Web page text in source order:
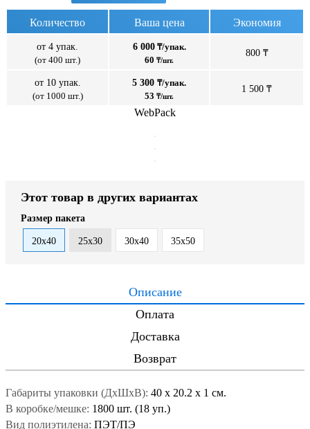
Количество Ваша цена Экономия
от 4 упак.
(от 400 шт.)
6 000₸/упак.
60 ₸/шт.
800 ₸
от 10 упак.
(от 1000 шт.)
5 300 ₸/упак.
53 ₸/шт.
1 500 ₸
WebPack
Этот товар в других вариантах
Размер пакета
20x40 25x30 30x40 35x50
Описание
Оплата
Доставка
Возврат
Габариты упаковки (ДxШxВ): 40 x 20.2 x 1 см.
В коробке/мешке: 1800 шт. (18 уп.)
Вид полиэтилена: ПЭТ/ПЭ